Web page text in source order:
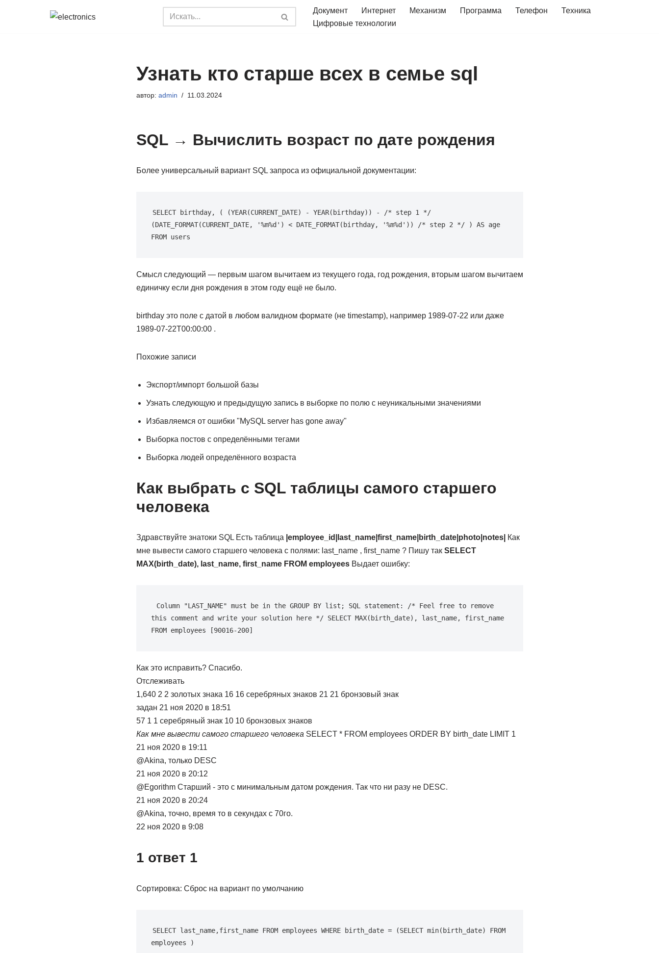
Документ Интернет Механизм Программа Телефон
Техника
Цифровые технологии
Узнать кто старше всех в семье sql
автор: admin 11.03.2024
SQL → Вычислить возраст по дате рождения
Более универсальный вариант SQL запроса из официальной документации:
SELECT birthday, ( (YEAR(CURRENT_DATE) - YEAR(birthday)) - /* step 1 */
(DATE_FORMAT(CURRENT_DATE, '%m%d') < DATE_FORMAT(birthday, '%m%d')) /* step 2 */ ) AS age
FROM users
Смысл следующий — первым шагом вычитаем из текущего года, год рождения, вторым шагом вычитаем
единичку если дня рождения в этом году ещё не было.
birthday это поле с датой в любом валидном формате (не timestamp), например 1989-07-22 или даже
1989-07-22T00:00:00 .
Похожие записи
Экспорт/импорт большой базы
Узнать следующую и предыдущую запись в выборке по полю с неуникальными значениями
Избавляемся от ошибки "MySQL server has gone away"
Выборка постов с определёнными тегами
Выборка людей определённого возраста
Как выбрать с SQL таблицы самого старшего
человека
Здравствуйте знатоки SQL Есть таблица |employee_id|last_name|first_name|birth_date|photo|notes| Как
мне вывести самого старшего человека с полями: last_name , first_name ? Пишу так SELECT
MAX(birth_date), last_name, first_name FROM employeesВыдает ошибку:
Column "LAST_NAME" must be in the GROUP BY list; SQL statement: /* Feel free to remove
this comment and write your solution here */ SELECT MAX(birth_date), last_name, first_name
FROM employees [90016-200]
Как это исправить? Спасибо.
Отслеживать
1,640 2 2 золотых знака 16 16 серебряных знаков 21 21 бронзовый знак
задан 21 ноя 2020 в 18:51
57 1 1 серебряный знак 10 10 бронзовых знаков
Как мне вывести самого старшего человека SELECT * FROM employees ORDER BY birth_date LIMIT 1
21 ноя 2020 в 19:11
@Akina, только DESC
21 ноя 2020 в 20:12
@Egorithm Старший - это с минимальным датом рождения. Так что ни разу не DESC.
21 ноя 2020 в 20:24
@Akina, точно, время то в секундах с 70го.
22 ноя 2020 в 9:08
1 ответ 1
Сортировка: Сброс на вариант по умолчанию
SELECT last_name,first_name FROM employees WHERE birth_date = (SELECT min(birth_date) FROM
employees )